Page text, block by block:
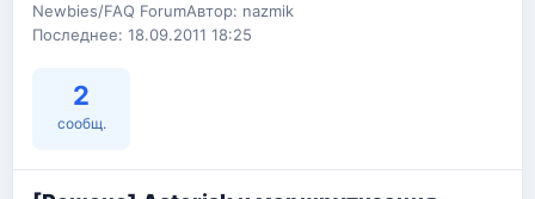
Newbies/FAQ ForumАвтор: nazmik
Последнее: 18.09.2011 18:25
2
сообщ.